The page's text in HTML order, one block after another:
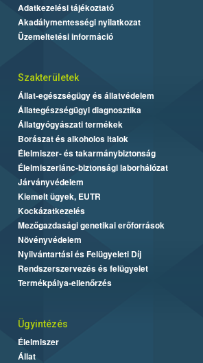
Adatkezelési tájékoztató
Akadálymentességi nyilatkozat
Üzemeltetési információ
Szakterületek
Állat-egészségügy és állatvédelem
Állategészségügyi diagnosztika
Állatgyógyászati termékek
Borászat és alkoholos italok
Élelmiszer- és takarmánybiztonság
Élelmiszerlánc-biztonsági laborhálózat
Járványvédelem
Kiemelt ügyek, EUTR
Kockázatkezelés
Mezőgazdasági genetikai erőforrások
Növényvédelem
Nyilvántartási és Felügyeleti Díj
Rendszerszervezés és felügyelet
Termékpálya-ellenőrzés
Ügyintézés
Élelmiszer
Állat